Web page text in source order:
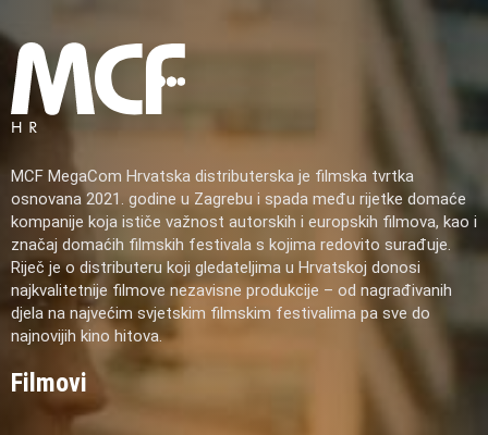
MCF MegaCom Hrvatska distributerska je filmska tvrtka
osnovana 2021. godine u Zagrebu i spada među rijetke domaće
kompanije koja ističe važnost autorskih i europskih filmova, kao i
značaj domaćih filmskih festivala s kojima redovito surađuje.
Riječ je o distributeru koji gledateljima u Hrvatskoj donosi
najkvalitetnije filmove nezavisne produkcije – od nagrađivanih
djela na najvećim svjetskim filmskim festivalima pa sve do
najnovijih kino hitova.
Filmovi